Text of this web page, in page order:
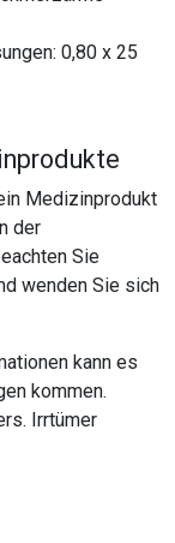
0,80 x 25
Medizinprodukt
der
Sie
wenden Sie sich
kann es
kommen.
Irrtümer